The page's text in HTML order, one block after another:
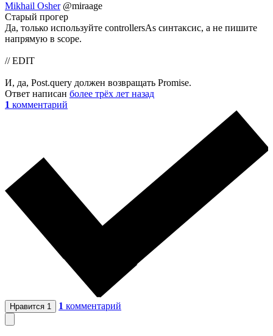
Mikhail Osher @miraage
Старый прогер
Да, только используйте controllersAs синтаксис, а не пишите
напрямую в scope.
// EDIT
И, да, Post.query должен возвращать Promise.
Ответ написан более трёх лет назад
1 комментарий
Нравится 1 1 комментарий